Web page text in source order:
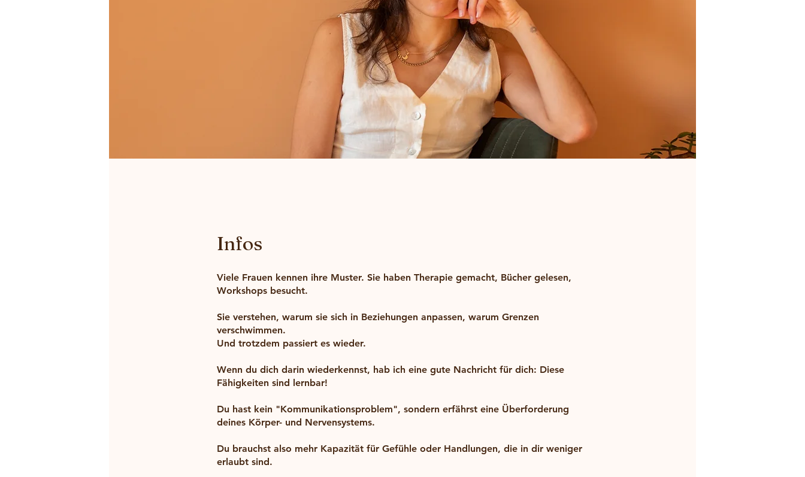
Infos
Viele Frauen kennen ihre Muster. Sie haben Therapie gemacht, Bücher gelesen,
Workshops besucht.
Sie verstehen, warum sie sich in Beziehungen anpassen, warum Grenzen
verschwimmen.
Und trotzdem passiert es wieder.
Wenn du dich darin wiederkennst, hab ich eine gute Nachricht für dich: Diese
Fähigkeiten sind lernbar!
Du hast kein "Kommunikationsproblem", sondern erfährst eine Überforderung
deines Körper- und Nervensystems.
Du brauchst also mehr Kapazität für Gefühle oder Handlungen, die in dir weniger
erlaubt sind.